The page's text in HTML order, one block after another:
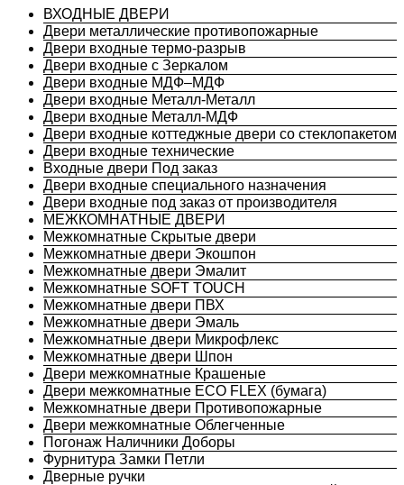
ВХОДНЫЕ ДВЕРИ
Двери металлические противопожарные
Двери входные термо-разрыв
Двери входные с Зеркалом
Двери входные МДФ–МДФ
Двери входные Металл-Металл
Двери входные Металл-МДФ
Двери входные коттеджные двери со стеклопакетом
Двери входные технические
Входные двери Под заказ
Двери входные специального назначения
Двери входные под заказ от производителя
МЕЖКОМНАТНЫЕ ДВЕРИ
Межкомнатные Скрытые двери
Межкомнатные двери Экошпон
Межкомнатные двери Эмалит
Межкомнатные SOFT TOUCH
Межкомнатные двери ПВХ
Межкомнатные двери Эмаль
Межкомнатные двери Микрофлекс
Межкомнатные двери Шпон
Двери межкомнатные Крашеные
Двери межкомнатные ECO FLEX (бумага)
Межкомнатные двери Противопожарные
Двери межкомнатные Облегченные
Погонаж Наличники Доборы
Фурнитура Замки Петли
Дверные ручки